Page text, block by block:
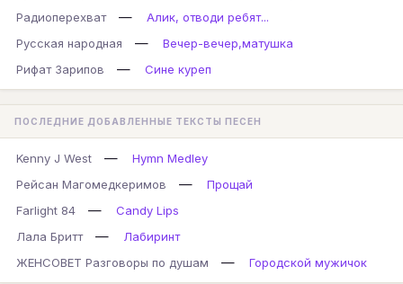
Радиоперехват
—
Алик, отводи ребят...
Русская народная
—
Вечер-вечер,матушка
Рифат Зарипов
— Сине куреп
ПОСЛЕДНИЕ ДОБАВЛЕННЫЕ ТЕКСТЫ ПЕСЕН
Kenny J West —
Hymn Medley
Рейсан Магомедкеримов
—
Прощай
Farlight 84
—
Candy Lips
Лала Бритт
—
Лабиринт
ЖЕНСОВЕТ Разговоры по душам
— Городской мужичок